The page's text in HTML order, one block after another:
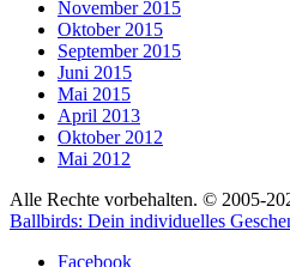
November 2015
Oktober 2015
September 2015
Juni 2015
Mai 2015
April 2013
Oktober 2012
Mai 2012
Alle Rechte vorbehalten. © 2005-
Ballbirds: Dein individuelles
Facebook